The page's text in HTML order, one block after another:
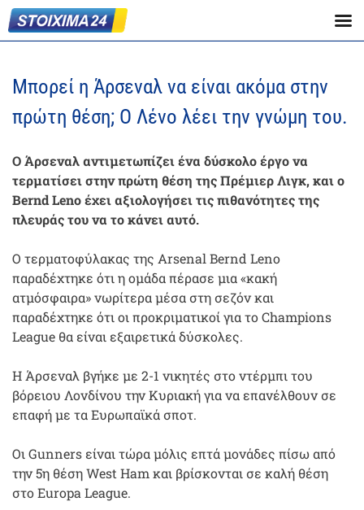
Μπορεί η Άρσεναλ να είναι ακόμα στην
πρώτη θέση; Ο Λένο λέει την γνώμη του.
Ο Άρσεναλ αντιμετωπίζει ένα δύσκολο έργο να
τερματίσει στην πρώτη θέση της Πρέμιερ Λιγκ, και ο
Bernd Leno έχει αξιολογήσει τις πιθανότητες της
πλευράς του να το κάνει αυτό.
Ο τερματοφύλακας της Arsenal Bernd Leno
παραδέχτηκε ότι η ομάδα πέρασε μια «κακή
ατμόσφαιρα» νωρίτερα μέσα στη σεζόν και
παραδέχτηκε ότι οι προκριματικοί για το Champions
League θα είναι εξαιρετικά δύσκολες.
Η Άρσεναλ βγήκε με 2-1 νικητές στο ντέρμπι του
βόρειου Λονδίνου την Κυριακή για να επανέλθουν σε
επαφή με τα Ευρωπαϊκά σποτ.
Οι Gunners είναι τώρα μόλις επτά μονάδες πίσω από
την 5η θέση West Ham και βρίσκονται σε καλή θέση
στο Europa League.